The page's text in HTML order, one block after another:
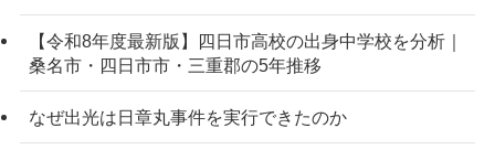
【令和8年度最新版】四日市高校の出身中学校を分析｜
桑名市・四日市市・三重郡の5年推移
なぜ出光は日章丸事件を実行できたのか